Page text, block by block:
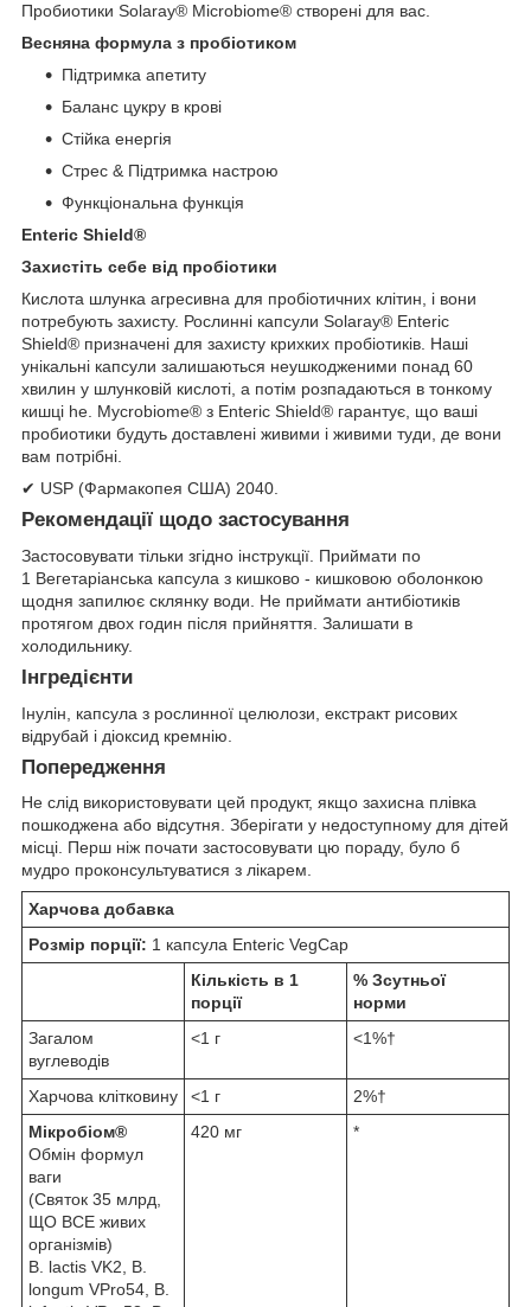
Пробиотики Solaray® Microbiome® створені для вас.
Весняна формула з пробіотиком
Підтримка апетиту
Баланс цукру в крові
Стійка енергія
Стрес & Підтримка настрою
Функціональна функція
Enteric Shield®
Захистіть себе від пробіотики
Кислота шлунка агресивна для пробіотичних клітин, і вони
потребують захисту. Рослинні капсули Solaray® Enteric
Shield® призначені для захисту крихких пробіотиків. Наші
унікальні капсули залишаються неушкодженими понад 60
хвилин у шлунковій кислоті, а потім розпадаються в тонкому
кишці he. Mycrobiome® з Enteric Shield® гарантує, що ваші
пробиотики будуть доставлені живими і живими туди, де вони
вам потрібні.
✔ USP (Фармакопея США) 2040.
Рекомендації щодо застосування
Застосовувати тільки згідно інструкції. Приймати по
1 Вегетаріанська капсула з кишково - кишковою оболонкою
щодня запилює склянку води. Не приймати антибіотиків
протягом двох годин після прийняття. Залишати в
холодильнику.
Інгредієнти
Інулін, капсула з рослинної целюлози, екстракт рисових
відрубай і діоксид кремнію.
Попередження
Не слід використовувати цей продукт, якщо захисна плівка
пошкоджена або відсутня. Зберігати у недоступному для дітей
місці. Перш ніж почати застосовувати цю пораду, було б
мудро проконсультуватися з лікарем.
Харчова добавка
Розмір порції: 1 капсула Enteric VegCap
Кількість в 1
порції
% Зсутньої
норми
Загалом
вуглеводів
<1 г <1%†
Харчова клітковину <1 г
2%†
Мікробіом®
Обмін формул
ваги
(Святок 35 млрд,
ЩО ВСЕ живих
організмів)
B. lactis VK2, B.
longum VPro54, B.
420 мг *